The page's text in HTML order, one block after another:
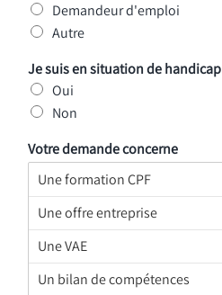
Demandeur d'emploi
Autre
Je suis en situation de handicap
Oui
Non
Votre demande concerne